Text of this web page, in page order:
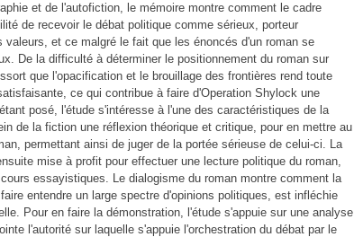
et de l'autofiction, le mémoire montre comment le cadre
de recevoir le débat politique comme sérieux, porteur
valeurs, et ce malgré le fait que les énoncés d'un roman se
De la difficulté à déterminer le positionnement du roman sur
que l'opacification et le brouillage des frontières rend toute
ce qui contribue à faire d'Operation Shylock une
posé, l'étude s'intéresse à l'une des caractéristiques de la
de la fiction une réflexion théorique et critique, pour en mettre au
permettant ainsi de juger de la portée sérieuse de celui-ci. La
mise à profit pour effectuer une lecture politique du roman,
essayistiques. Le dialogisme du roman montre comment la
entendre un large spectre d'opinions politiques, est infléchie
Pour en faire la démonstration, l'étude s'appuie sur une analyse
l'autorité sur laquelle s'appuie l'orchestration du débat par le